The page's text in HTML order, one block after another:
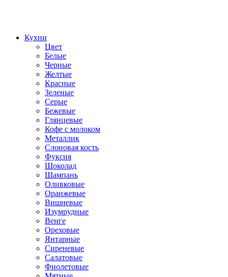
Кухни
Цвет
Белые
Черные
Желтые
Красные
Зеленые
Серые
Бежевые
Глянцевые
Кофе с молоком
Металлик
Слоновая кость
Фуксия
Шоколад
Шампань
Оливковые
Оранжевые
Вишневые
Изумрудные
Венге
Ореховые
Янтарные
Сиреневые
Салатовые
Фиолетовые